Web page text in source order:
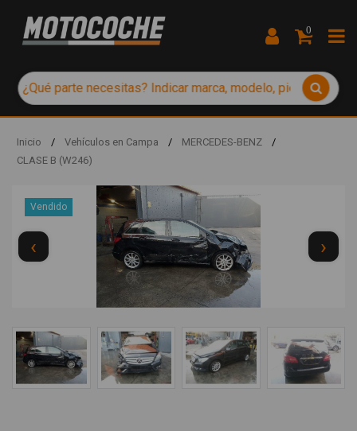
0
Inicio / Vehículos en Campa / MERCEDES-BENZ
/
CLASE B (W246)
Vendido
‹ ›